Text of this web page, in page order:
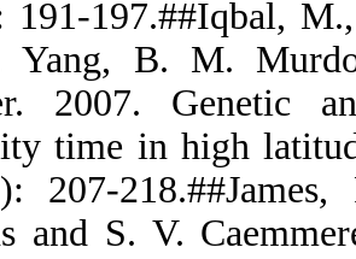
13(2): 191-
R. C.
Spaner.
maturity
154(1):
Munns and